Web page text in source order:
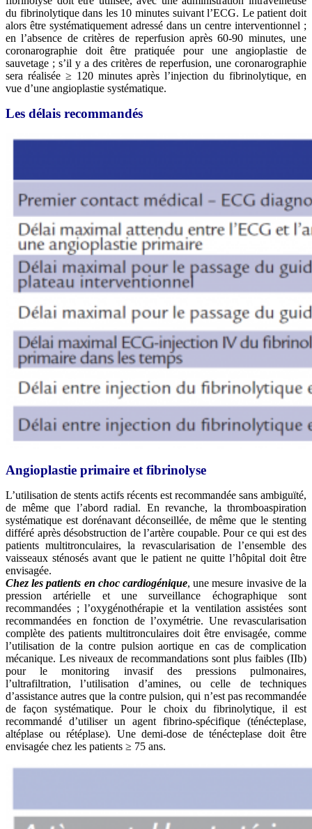
du fibrinolytique dans les 10 minutes suivant l’ECG. Le patient doit
alors être systématiquement adressé dans un centre interventionnel ;
en l’absence de critères de reperfusion après 60-90 minutes, une
coronarographie doit être pratiquée pour une angioplastie de
sauvetage ; s’il y a des critères de reperfusion, une coronarographie
sera réalisée ≥ 120 minutes après l’injection du fibrinolytique, en
vue d’une angioplastie systématique.
Les délais recommandés
Angioplastie primaire et fibrinolyse
L’utilisation de stents actifs récents est recommandée sans ambiguïté,
de même que l’abord radial. En revanche, la thromboaspiration
systématique est dorénavant déconseillée, de même que le stenting
différé après désobstruction de l’artère coupable. Pour ce qui est des
patients multitronculaires, la revascularisation de l’ensemble des
vaisseaux sténosés avant que le patient ne quitte l’hôpital doit être
envisagée.
Chez les patients en choc cardiogénique, une mesure invasive de la
pression artérielle et une surveillance échographique sont
recommandées ; l’oxygénothérapie et la ventilation assistées sont
recommandées en fonction de l’oxymétrie. Une revascularisation
complète des patients multitronculaires doit être envisagée, comme
l’utilisation de la contre pulsion aortique en cas de complication
mécanique. Les niveaux de recommandations sont plus faibles (IIb)
pour le monitoring invasif des pressions pulmonaires,
l’ultrafiltration, l’utilisation d’amines, ou celle de techniques
d’assistance autres que la contre pulsion, qui n’est pas recommandée
de façon systématique. Pour le choix du fibrinolytique, il est
recommandé d’utiliser un agent fibrino-spécifique (ténécteplase,
altéplase ou rétéplase). Une demi-dose de ténécteplase doit être
envisagée chez les patients ≥ 75 ans.